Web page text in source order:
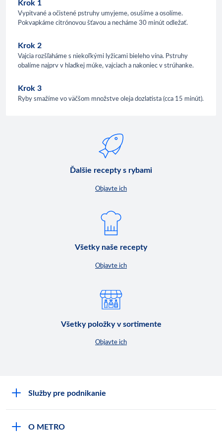
Krok 1
Vypitvané a očistené pstruhy umyjeme, osušíme a osolíme.
Pokvapkáme citrónovou šťavou a necháme 30 minút odležať.
Krok 2
Vajcia rozšľaháme s niekoľkými lyžicami bieleho vína. Pstruhy
obalíme najprv v hladkej múke, vajciach a nakoniec v strúhanke.
Krok 3
Ryby smažíme vo väčšom množstve oleja dozlatista (cca 15 minút).
Ďalšie recepty s rybami
Objavte ich
Všetky naše recepty
Objavte ich
Všetky položky v sortimente
Objavte ich
Služby pre podnikanie
O METRO